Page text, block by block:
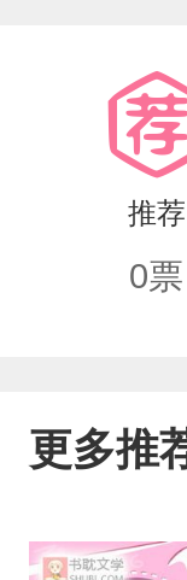
推荐
0票
更多推